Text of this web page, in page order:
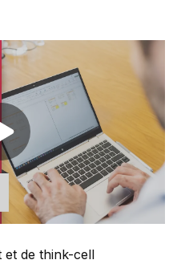
Play video
et de think-cell